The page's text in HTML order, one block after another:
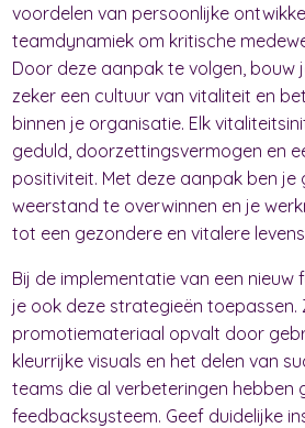
voordelen van persoonlijke
teamdynamiek om kritische
Door deze aanpak te volgen, bouw
zeker een cultuur van vitaliteit en
binnen je organisatie. Elk
geduld, doorzettingsvermogen en
positiviteit. Met deze aanpak ben je
weerstand te overwinnen en je
tot een gezondere en vitalere
Bij de implementatie van een nieuw
je ook deze strategieën
promotiemateriaal opvalt door
kleurrijke visuals en het delen van
teams die al verbeteringen hebben
feedbacksysteem. Geef duidelijke